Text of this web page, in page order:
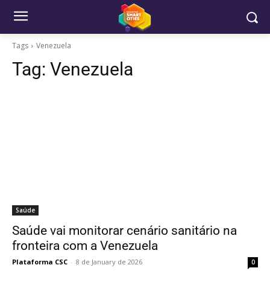
Tags Venezuela
Tag: Venezuela
Saúde
Saúde vai monitorar cenário sanitário na
fronteira com a Venezuela
Plataforma CSC - 8 de January de 2026 0